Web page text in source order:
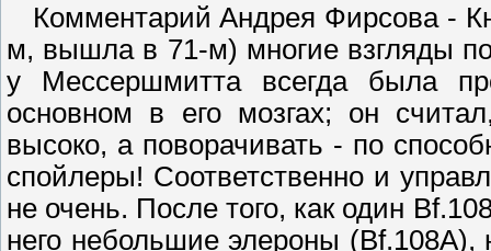
Комментарий Андрея Фирсова -
м, вышла в 71-м) многие взгляды
у Мессершмитта всегда была
основном в его мозгах; он
высоко, а поворачивать - по
спойлеры! Соответственно и
не очень. После того, как один
него небольшие элероны (Bf.108A),